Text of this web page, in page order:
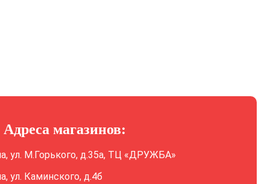
Адреса магазинов:
ул. М.Горького, д.35а, ТЦ «ДРУЖБА»
ул. Каминского, д.4б